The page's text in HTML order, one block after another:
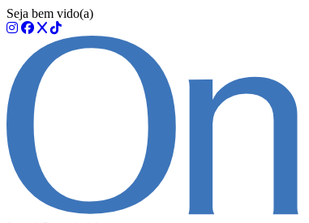
Seja bem vido(a)